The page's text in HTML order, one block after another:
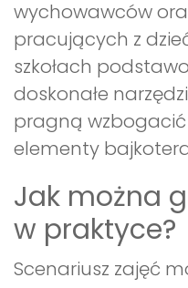
wychowawców
pracujących z
szkołach
doskonałe
pragną wzbogacić
elementy
Jak można
w praktyce?
Scenariusz zajęć